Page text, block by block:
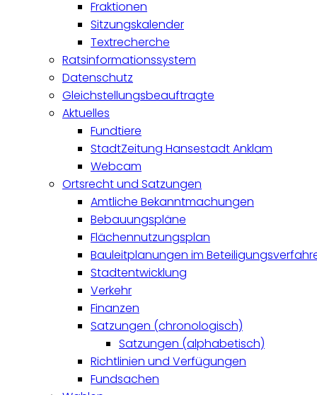
Fraktionen
Sitzungskalender
Textrecherche
Ratsinformationssystem
Datenschutz
Gleichstellungsbeauftragte
Aktuelles
Fundtiere
StadtZeitung Hansestadt Anklam
Webcam
Ortsrecht und Satzungen
Amtliche Bekanntmachungen
Bebauungspläne
Flächennutzungsplan
Bauleitplanungen im
Stadtentwicklung
Verkehr
Finanzen
Satzungen (chronologisch)
Satzungen (alphabetisch)
Richtlinien und Verfügungen
Fundsachen